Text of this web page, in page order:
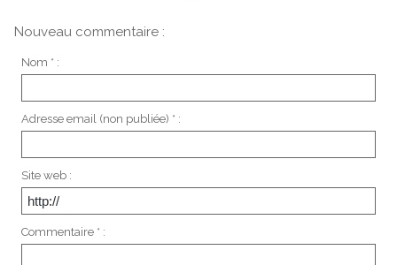
Nouveau commentaire :
Nom * :
Adresse email (non publiée) * :
Site web :
Commentaire * :